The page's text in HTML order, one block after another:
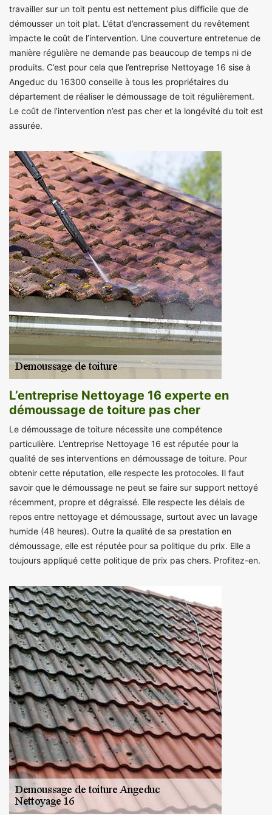
travailler sur un toit pentu est nettement plus difficile que de
démousser un toit plat. L’état d’encrassement du revêtement
impacte le coût de l’intervention. Une couverture entretenue de
manière régulière ne demande pas beaucoup de temps ni de
produits. C’est pour cela que l’entreprise Nettoyage 16 sise à
Angeduc du 16300 conseille à tous les propriétaires du
département de réaliser le démoussage de toit régulièrement.
Le coût de l’intervention n’est pas cher et la longévité du toit est
assurée.
L’entreprise Nettoyage 16 experte en
démoussage de toiture pas cher
Le démoussage de toiture nécessite une compétence
particulière. L’entreprise Nettoyage 16 est réputée pour la
qualité de ses interventions en démoussage de toiture. Pour
obtenir cette réputation, elle respecte les protocoles. Il faut
savoir que le démoussage ne peut se faire sur support nettoyé
récemment, propre et dégraissé. Elle respecte les délais de
repos entre nettoyage et démoussage, surtout avec un lavage
humide (48 heures). Outre la qualité de sa prestation en
démoussage, elle est réputée pour sa politique du prix. Elle a
toujours appliqué cette politique de prix pas chers. Profitez-en.